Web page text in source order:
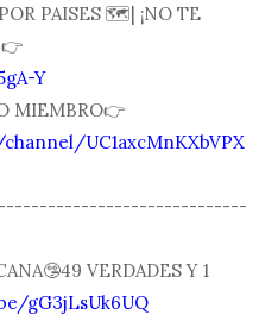
PAISES 🗺| ¡NO TE
👉
Y
MIEMBRO👉
UC1axcMnKXbVPX
VERDADES Y 1
gG3jLsUk6UQ